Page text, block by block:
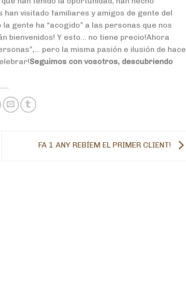
han visitado familiares y amigos de gente del
gente ha “acogido” a las personas que nos
bienvenidos! Y esto… no tiene precio!Ahora
pero la misma pasión e ilusión de hace
Seguimos con vosotros, descubriendo
FA 1 ANY REBÍEM EL PRIMER CLIENT!